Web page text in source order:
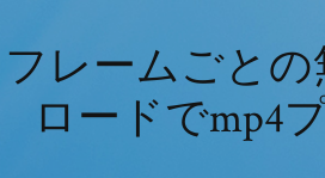
フレームごと
ロードでmp4